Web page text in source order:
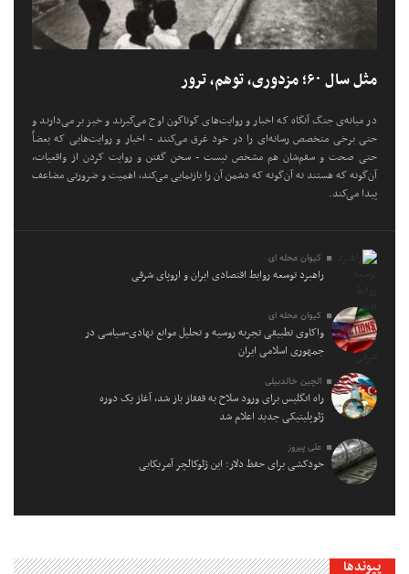
مثل سال ۶۰؛ مزدوری، توهم، ترور
در میانه‌ی جنگ آنگاه که اخبار و روایت‌های گوناگون اوج می‌گیرند و خیز بر می‌دارند و
حتی برخی متخصص رسانه‌ای را در خود غرق می‌کنند - اخبار و روایت‌هایی که بعضاً
حتی صحت و سقم‌شان هم مشخص نیست - سخن گفتن و روایت کردن از واقعیات،
آن‌گونه که هستند نه آن‌گونه که دشمن آن را بازنمایی می‌کند، اهمیت و ضرورتی مضاعف
پیدا می‌کند.
کیوان محله ای
راهبرد توسعه روابط اقتصادی ایران و اروپای شرقی
کیوان محله ای
واکاوی تطبیقی تجربه روسیه و تحلیل موانع نهادی-سیاسی در
جمهوری اسلامی ایران
الچین خالدبیلی
راه انگلیس برای ورود سلاح به قفقاز باز شد، آغاز یک دوره
ژئوپلیتیکی جدید اعلام شد
علی پیروز
خودکشی برای حفظ دلار: این ژئوکالچر آمریکایی
پیوندها